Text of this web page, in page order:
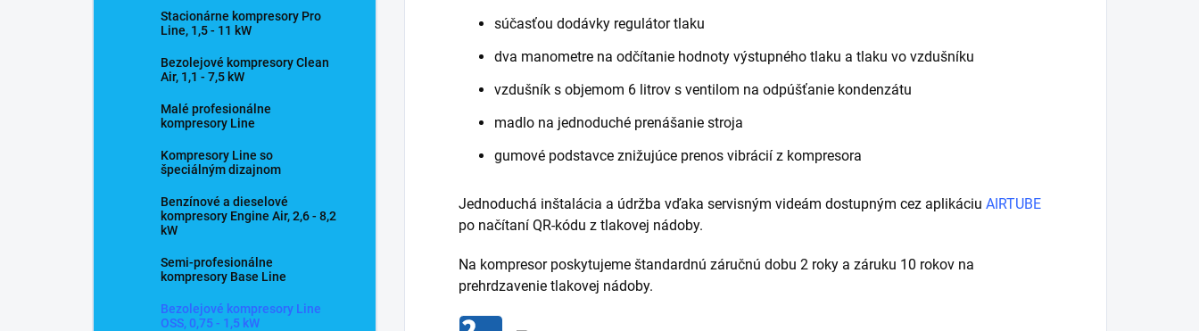
Stacionárne kompresory Pro
Line, 1,5 - 11 kW
Bezolejové kompresory Clean
Air, 1,1 - 7,5 kW
Malé profesionálne
kompresory Line
Kompresory Line so
špeciálným dizajnom
Benzínové a dieselové
kompresory Engine Air, 2,6 - 8,2
kW
Semi-profesionálne
kompresory Base Line
Bezolejové kompresory Line
OSS, 0,75 - 1,5 kW
súčasťou dodávky regulátor tlaku
dva manometre na odčítanie hodnoty výstupného tlaku a tlaku vo vzdušníku
vzdušník s objemom 6 litrov s ventilom na odpúšťanie kondenzátu
madlo na jednoduché prenášanie stroja
gumové podstavce znižujúce prenos vibrácií z kompresora
Jednoduchá inštalácia a údržba vďaka servisným videám dostupným cez aplikáciu AIRTUBE
po načítaní QR-kódu z tlakovej nádoby.
Na kompresor poskytujeme štandardnú záručnú dobu 2 roky a záruku 10 rokov na
prehrdzavenie tlakovej nádoby.